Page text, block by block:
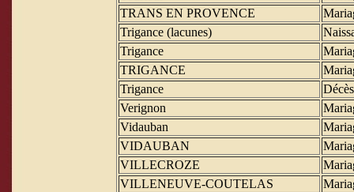
TRANS EN PROVENCE
Trigance (lacunes)
Trigance
TRIGANCE
Trigance
Décès
Verignon
Vidauban
VIDAUBAN
VILLECROZE
VILLENEUVE-COUTELAS